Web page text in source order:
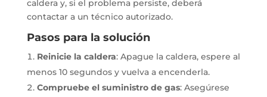
caldera y, si el problema persiste, deberá
contactar a un técnico autorizado.
Pasos para la solución
Reinicie la caldera: Apague la caldera, espere al
menos 10 segundos y vuelva a encenderla.
Compruebe el suministro de gas: Asegúrese